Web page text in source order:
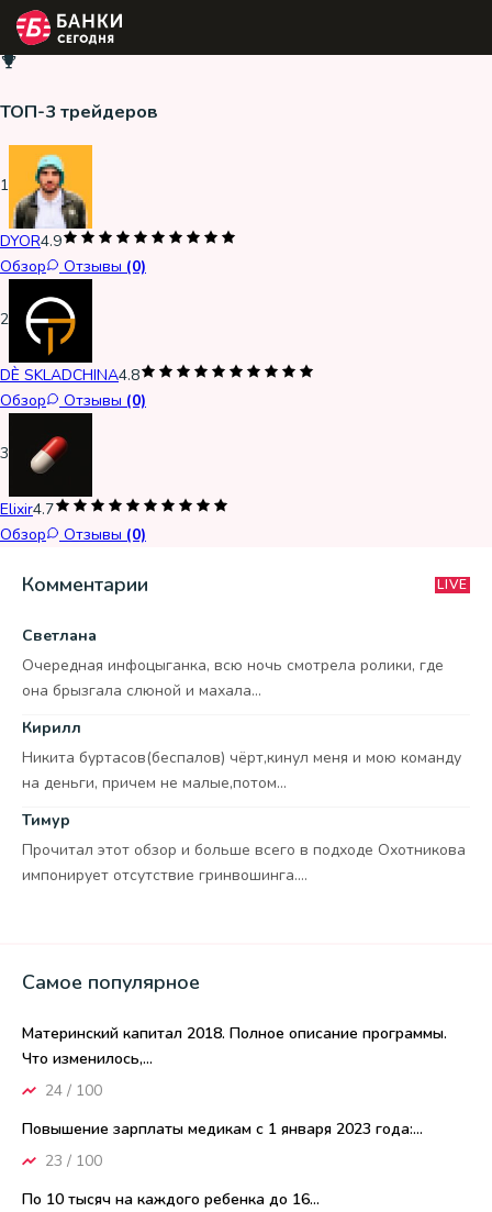
ТОП-3 трейдеров
1
DYOR4.9
Обзор
Отзывы (0)
2
DÈ SKLADCHINA4.8
Обзор
Отзывы (0)
3
Elixir4.7
Обзор
Отзывы (0)
Комментарии LIVE
Светлана
Очередная инфоцыганка, всю ночь смотрела ролики, где
она брызгала слюной и махала...
Кирилл
Никита буртасов(беспалов) чёрт,кинул меня и мою команду
на деньги, причем не малые,потом...
Тимур
Прочитал этот обзор и больше всего в подходе Охотникова
импонирует отсутствие гринвошинга....
Самое популярное
Материнский капитал 2018. Полное описание программы.
Что изменилось,...
24 / 100
Повышение зарплаты медикам с 1 января 2023 года:...
23 / 100
По 10 тысяч на каждого ребенка до 16...